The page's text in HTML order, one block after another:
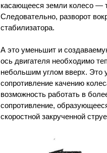
касающееся земли колесо —
Следовательно, разворот
стабилизатора.
А это уменьшит и
ось двигателя необходимо
небольшим углом вверх. Это
сопротивление качению
возможность работать в
сопротивление,
скоростной закрученной